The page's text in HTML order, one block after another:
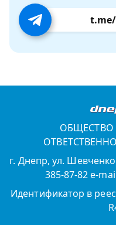
ОБЩЕСТВО
г. Днепр, ул.
385-87-82 e-
Идентификатор в